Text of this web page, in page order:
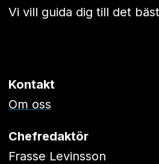
Vi vill guida dig till det
Kontakt
Om oss
Chefredaktör
Frasse Levinsson